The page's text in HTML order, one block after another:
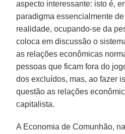
aspecto interessante: isto é,
paradigma essencialmente
realidade, ocupando-se da
coloca em discussão o
as relações econômicas
pessoas que ficam fora do
dos excluídos, mas, ao fazer
questão as relações
capitalista.
A Economia de Comunhão,